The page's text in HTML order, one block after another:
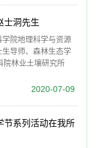
洞先生
院地理科学与资源
导师、森林生态学
院林业土壤研究所
2020-07-09
节系列活动在我所